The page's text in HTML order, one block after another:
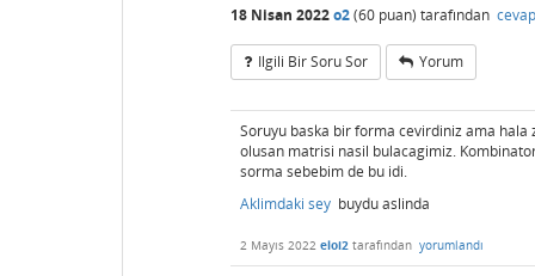
18 Nisan 2022o2(60 puan) tarafından
Ilgili Bir Soru Sor Yorum
Soruyu baska bir forma cevirdiniz ama
olusan matrisi nasil bulacagimiz.
sorma sebebim de bu idi.
Aklimdaki sey buydu aslinda
2 Mayıs 2022 eloi2 tarafından yorumlandı